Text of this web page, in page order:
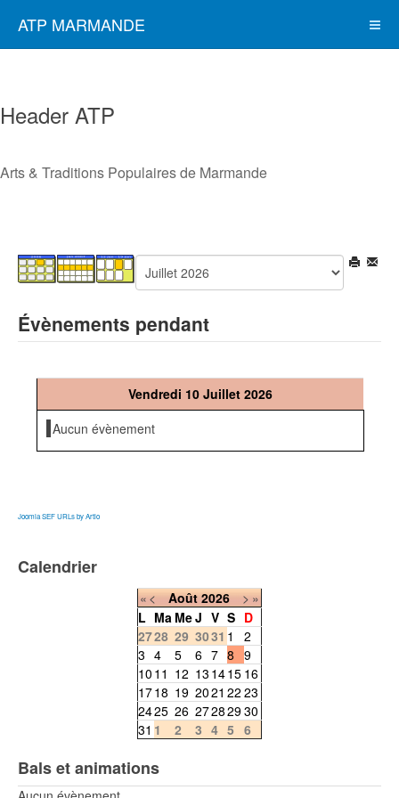
ATP MARMANDE
Header ATP
Arts & Traditions Populaires de Marmande
Évènements pendant
Vendredi 10 Juillet 2026
Aucun évènement
Joomla SEF URLs by Artio
Calendrier
«< Août 2026 >»
L Ma MeJ V S D
2728 29 3031 1
2
3 4 5 6 7 8 9
10 11 12 13 1415 16
1718 19 2021 22 23
2425 26 27282930
31 1 2 3 4 5 6
Bals et animations